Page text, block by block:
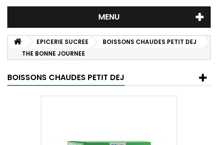
MENU
EPICERIE SUCREE
BOISSONS CHAUDES PETIT DEJ
THE BONNE JOURNEE
BOISSONS CHAUDES PETIT DEJ